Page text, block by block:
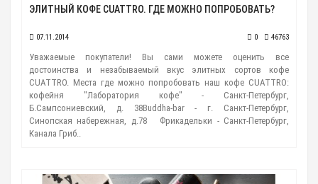
ЭЛИТНЫЙ КОФЕ CUATTRO. ГДЕ МОЖНО ПОПРОБОВАТЬ?
07.11.2014 0 46763
Уважаемые покупатели! Вы сами можете оценить все
достоинства и незабываемый вкус элитных сортов кофе
CUATTRO. Места где можно попробовать наш кофе CUATTRO:
кофейня "Лаборатория кофе" - Санкт-Петербург,
Б.Сампсониевский, д. 38 ​ Buddha-bar - г. Санкт-Петербург,
Синопская набережная, д.78 Фрикадельки - Санкт-Петербург,
Канала Гриб..